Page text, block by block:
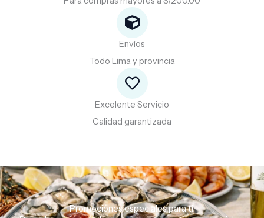
Envíos
Todo Lima y provincia
Excelente Servicio
Calidad garantizada
Promociones especiales para ti.